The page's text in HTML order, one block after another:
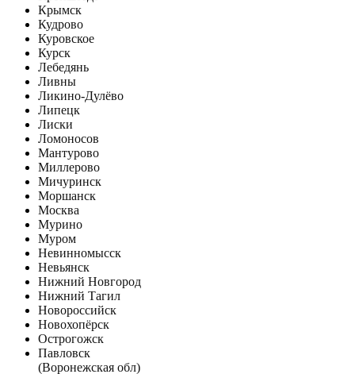
Крымск
Кудрово
Куровское
Курск
Лебедянь
Ливны
Ликино-Дулёво
Липецк
Лиски
Ломоносов
Мантурово
Миллерово
Мичуринск
Моршанск
Москва
Мурино
Муром
Невинномысск
Невьянск
Нижний Новгород
Нижний Тагил
Новороссийск
Новохопёрск
Острогожск
Павловск
(Воронежская обл)